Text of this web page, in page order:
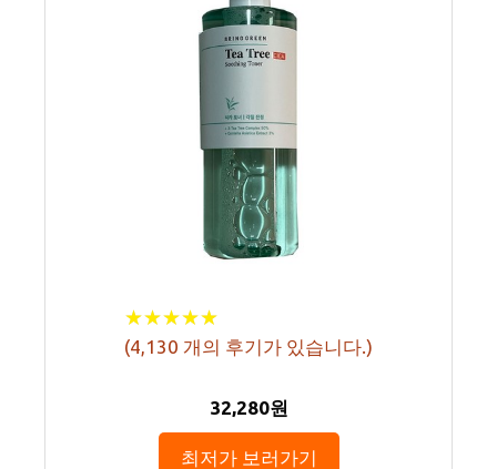
★★★★★
★★★★★
(4,130 개의 후기가 있습니다.)
32,280원
최저가 보러가기